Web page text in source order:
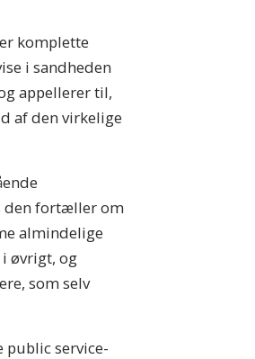
komplette
i sandheden
appellerer til,
af den virkelige
den fortæller om
almindelige
øvrigt, og
som selv
public service-